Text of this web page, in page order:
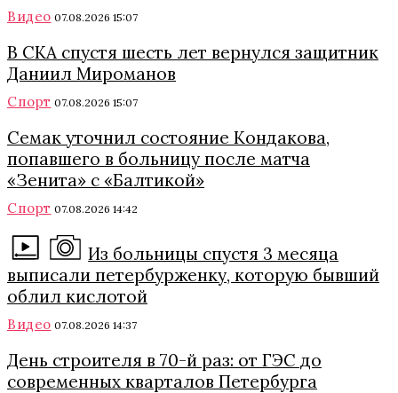
Видео 07.08.2026 15:07
В СКА спустя шесть лет вернулся защитник
Даниил Мироманов
Спорт 07.08.2026 15:07
Семак уточнил состояние Кондакова,
попавшего в больницу после матча
«Зенита» с «Балтикой»
Спорт 07.08.2026 14:42
Из больницы спустя 3 месяца
выписали петербурженку, которую бывший
облил кислотой
Видео 07.08.2026 14:37
День строителя в 70-й раз: от ГЭС до
современных кварталов Петербурга